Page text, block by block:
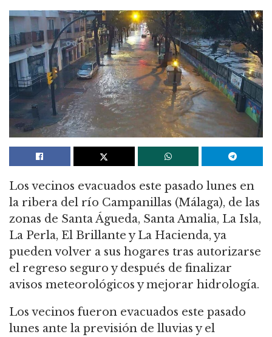
Los vecinos evacuados este pasado lunes en
la ribera del río Campanillas (Málaga), de las
zonas de Santa Águeda, Santa Amalia, La Isla,
La Perla, El Brillante y La Hacienda, ya
pueden volver a sus hogares tras autorizarse
el regreso seguro y después de finalizar
avisos meteorológicos y mejorar hidrología.
Los vecinos fueron evacuados este pasado
lunes ante la previsión de lluvias y el